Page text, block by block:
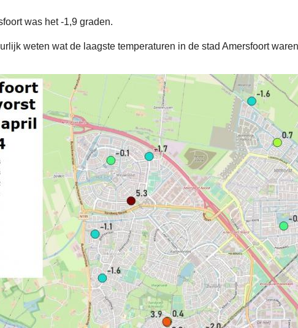
was het -1,9 graden.
weten wat de laagste temperaturen in de stad Amersfoort